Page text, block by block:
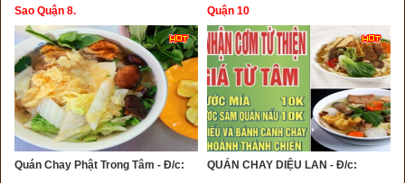
Sao Quận 8.
Quán Chay Phật Trong Tâm - Đ/c:
Quận 10
QUÁN CHAY DIỆU LAN - Đ/c: